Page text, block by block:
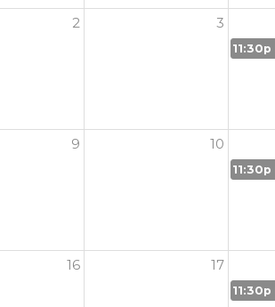
2 3
11:30p
9 10
11:30p
16 17
11:30p